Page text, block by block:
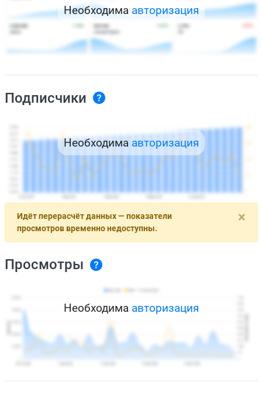
Необходима авторизация
Подписчики
Необходима авторизация
×
Идёт перерасчёт данных — показатели
просмотров временно недоступны.
Просмотры
Необходима авторизация